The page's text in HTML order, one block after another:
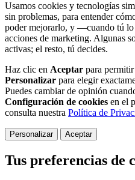
Usamos cookies y tecnologías
sin problemas, para entender
poder mejorarlo, y —cuando tú
acciones de marketing. Algunas
activas; el resto, tú decides.
Haz clic en Aceptar para
Personalizar para elegir
Puedes cambiar de opinión
Configuración de cookies en el
consulta nuestra Política de
Personalizar Aceptar
Tus preferencias de